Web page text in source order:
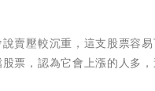
賣壓較沉重，這支股票容
票，認為它會上漲的人多